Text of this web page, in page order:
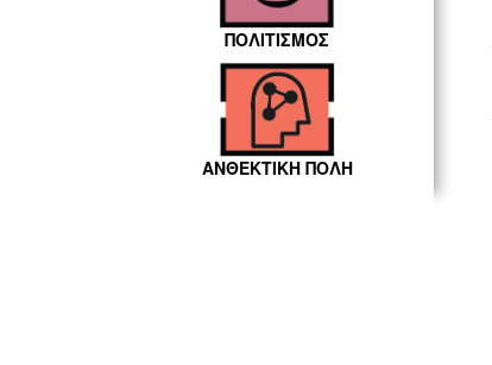
ΠΟΛΙΤΙΣΜΟΣ
ΑΝΘΕΚΤΙΚΗ ΠΟΛΗ